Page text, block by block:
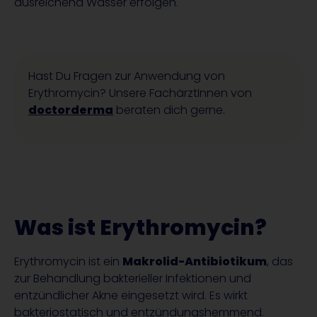
Hast Du Fragen zur Anwendung von
Erythromycin? Unsere FachärztInnen von
doctorderma beraten dich gerne.
Was ist Erythromycin?
Erythromycin ist ein Makrolid-Antibiotikum, das
zur Behandlung bakterieller Infektionen und
entzündlicher Akne eingesetzt wird. Es wirkt
bakteriostatisch und entzündungshemmend.